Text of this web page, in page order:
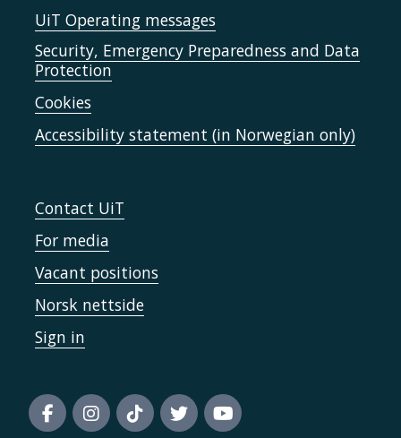
UiT Operating messages
Security, Emergency Preparedness and Data
Protection
Cookies
Accessibility statement (in Norwegian only)
Contact UiT
For media
Vacant positions
Norsk nettside
Sign in